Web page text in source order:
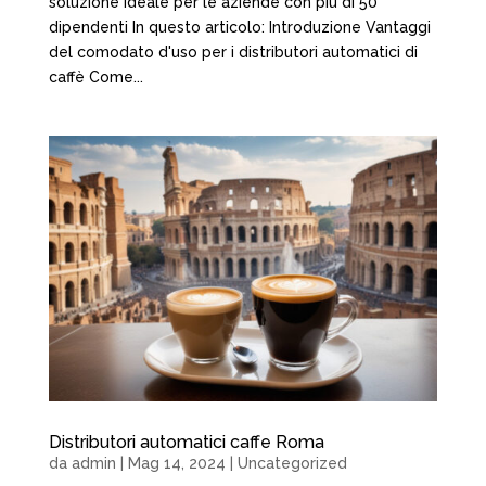
dipendenti In questo articolo: Introduzione Vantaggi
del comodato d'uso per i distributori automatici di
caffè Come...
Distributori automatici caffe Roma
da admin Mag 14, 2024 Uncategorized